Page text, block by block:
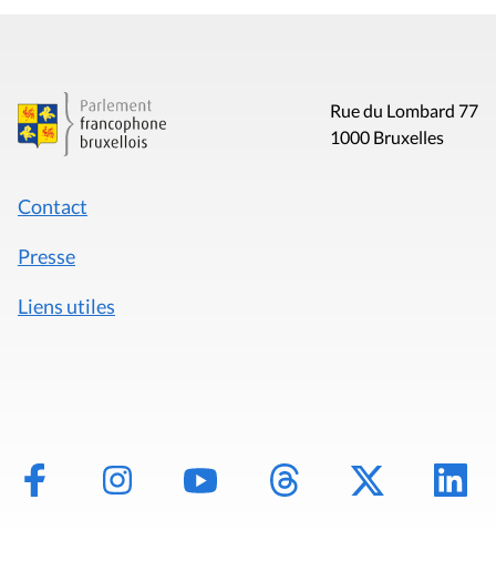
Rue du Lombard 77
1000 Bruxelles
Contact
Presse
Liens utiles